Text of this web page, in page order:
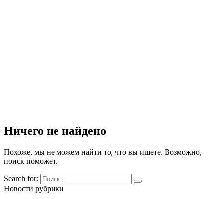
Ничего не найдено
Похоже, мы не можем найти то, что вы ищете. Возможно,
поиск поможет.
Search for:
Новости рубрики